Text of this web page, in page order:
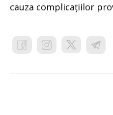
cauza complicațiilor